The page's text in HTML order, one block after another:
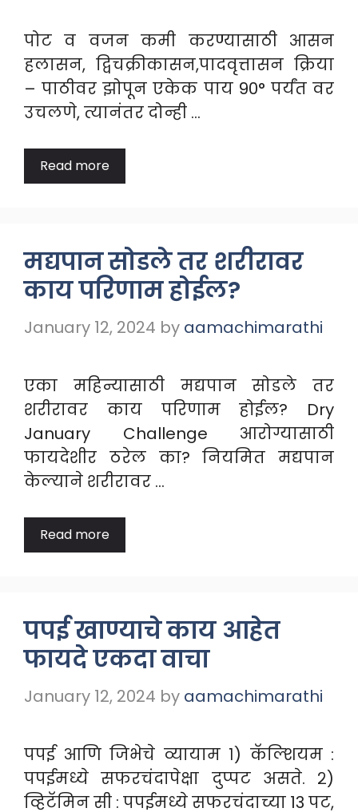
पोट व वजन कमी करण्यासाठी आसन
हलासन, द्विचक्रीकासन,पादवृत्तासन क्रिया
– पाठीवर झोपून एकेक पाय 90° पर्यंत वर
उचलणे, त्यानंतर दोन्ही …
Read more
मद्यपान सोडले तर शरीरावर
काय परिणाम होईल?
January 12, 2024 by aamachimarathi
एका महिन्यासाठी मद्यपान सोडले तर
शरीरावर काय परिणाम होईल? Dry
January Challenge आरोग्यासाठी
फायदेशीर ठरेल का? नियमित मद्यपान
केल्याने शरीरावर …
Read more
पपई खाण्याचे काय आहेत
फायदे एकदा वाचा
January 12, 2024 by aamachimarathi
पपई आणि जिभेचे व्यायाम १) कॅल्शियम :
पपईमध्ये सफरचंदापेक्षा दुप्पट असते. २)
व्हिटॅमिन सी : पपईमध्ये सफरचंदाच्या 13 पट,